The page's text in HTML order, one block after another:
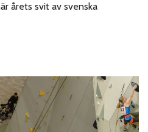
årets svit av svenska